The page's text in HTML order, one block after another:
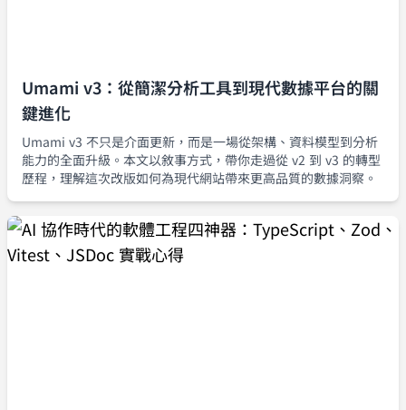
Umami v3：從簡潔分析工具到現代數據平台的關
鍵進化
Umami v3 不只是介面更新，而是一場從架構、資料模型到分析
能力的全面升級。本文以敘事方式，帶你走過從 v2 到 v3 的轉型
歷程，理解這次改版如何為現代網站帶來更高品質的數據洞察。